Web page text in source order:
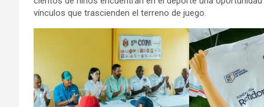
vínculos que trascienden el terreno de juego.